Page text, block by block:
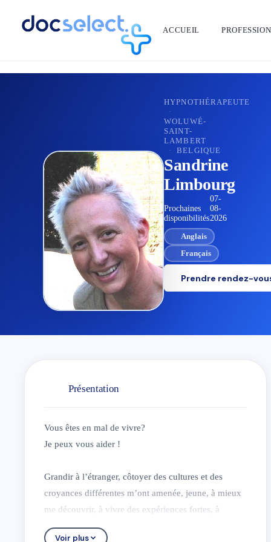
ACCUEIL
RETOUR À L'ANNUAIRE
HYPNOTHÉRAPEUTE
·
WOLUWÉ-
SAINT-
LAMBERT
·
BELGIQUE
Sandrine
Limbourg
Prochaines
disponibilités
07-
08-
2026
Anglais
Français
Prendre rendez-
Présentation
Vous êtes en mal de vivre?
Je peux vous aider !
Grandir à l’étranger, côtoyer des cultures et des
croyances différentes m’ont amenée, jeune, à mieux
me découvrir, à vivre des expériences fortes, à
m’ouvrir aux autres et au monde, à m’intéresser à la
Voir plus